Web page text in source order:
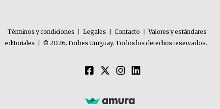
Términos y condiciones Legales Contacto
Valores y estándares
editoriales
© 2026. Forbes Uruguay. Todos los derechos reservados.